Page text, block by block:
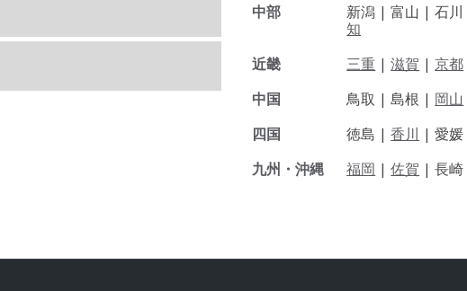
中部
新潟 |富山 |石
知
近畿
三重 |滋賀 |京都
中国
鳥取 |島根 | 岡山
四国
徳島 |香川 |愛
九州・沖縄
福岡 |佐賀 |長崎